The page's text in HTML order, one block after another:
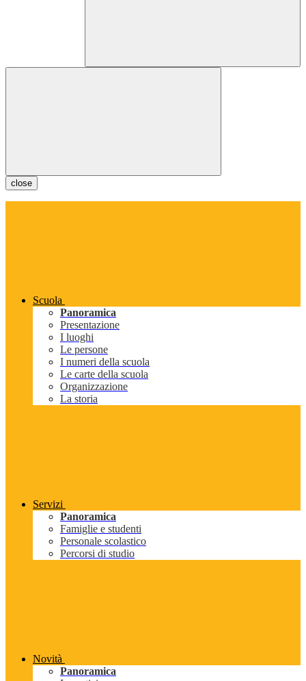
close
Scuola
Panoramica
Presentazione
I luoghi
Le persone
I numeri della scuola
Le carte della scuola
Organizzazione
La storia
Servizi
Panoramica
Famiglie e studenti
Personale scolastico
Percorsi di studio
Novità
Panoramica